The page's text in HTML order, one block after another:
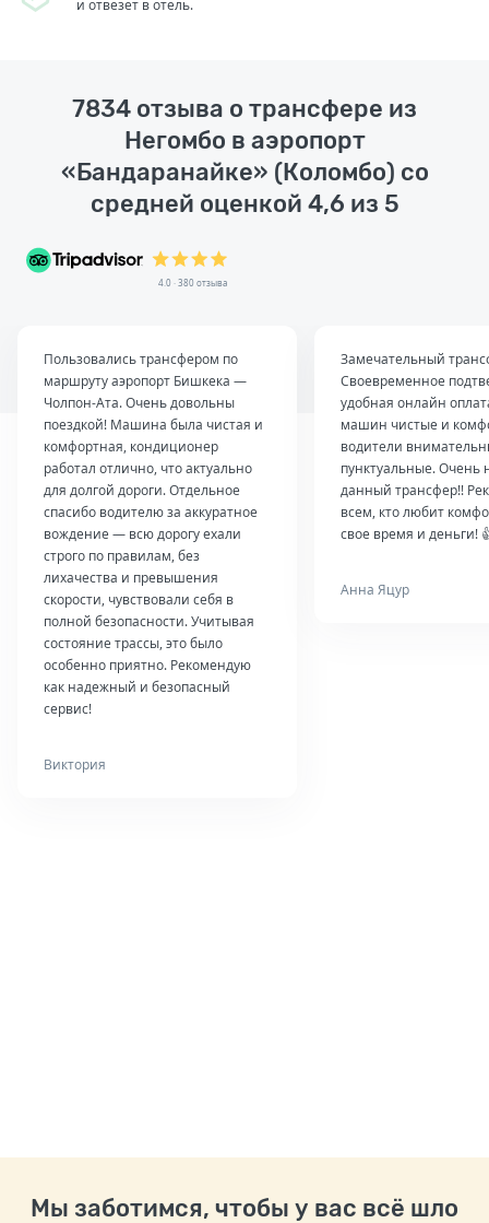
и отвезет в отель.
7834 отзыва о трансфере из
Негомбо в аэропорт
«Бандаранайке» (Коломбо) со
средней оценкой 4,6 из 5
4.0 · 380 отзыва
Пользовались трансфером по
маршруту аэропорт Бишкека —
Чолпон-Ата. Очень довольны
поездкой! Машина была чистая и
комфортная, кондиционер
работал отлично, что актуально
для долгой дороги. Отдельное
спасибо водителю за аккуратное
вождение — всю дорогу ехали
строго по правилам, без
лихачества и превышения
скорости, чувствовали себя в
полной безопасности. Учитывая
состояние трассы, это было
особенно приятно. Рекомендую
как надежный и безопасный
сервис!
Виктория
Замечательный
Своевременное
удобная онлайн
машин чистые и
водители
пунктуальные. Очень
данный трансфер!!
всем, кто любит
свое время и деньги!
Анна Яцур
Мы заботимся, чтобы у вас всё шло